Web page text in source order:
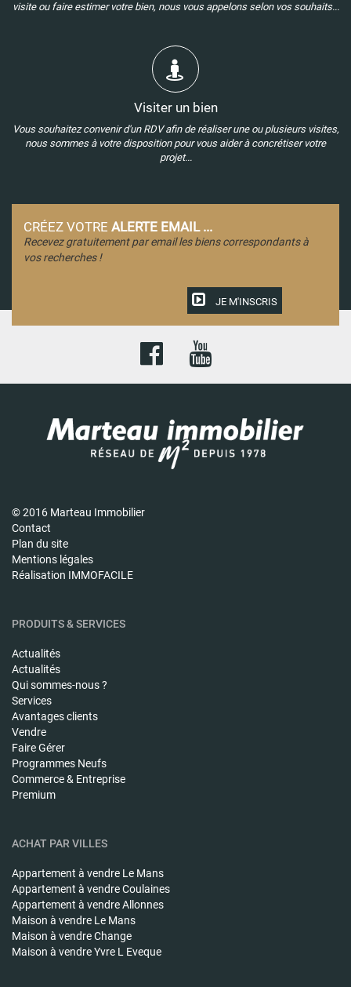
visite ou faire estimer votre bien, nous vous appelons selon vos souhaits...
Visiter un bien
Vous souhaitez convenir d'un RDV afin de réaliser une ou plusieurs visites,
nous sommes à votre disposition pour vous aider à concrétiser votre
projet...
CRÉEZ VOTRE ALERTE EMAIL ...
Recevez gratuitement par email les biens correspondants à
vos recherches !
JE M'INSCRIS
© 2016 Marteau Immobilier
Contact
Plan du site
Mentions légales
Réalisation IMMOFACILE
PRODUITS & SERVICES
Actualités
Actualités
Qui sommes-nous ?
Services
Avantages clients
Vendre
Faire Gérer
Programmes Neufs
Commerce & Entreprise
Premium
ACHAT PAR VILLES
Appartement à vendre Le Mans
Appartement à vendreCoulaines
Appartement à vendreAllonnes
Maison à vendre Le Mans
Maison à vendreChange
Maison à vendreYvre L Eveque